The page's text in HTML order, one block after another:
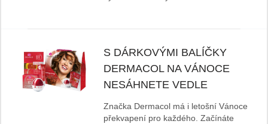
S DÁRKOVÝMI BALÍČKY
DERMACOL NA VÁNOCE
NESÁHNETE VEDLE
Značka Dermacol má i letošní Vánoce
překvapení pro každého. Začínáte